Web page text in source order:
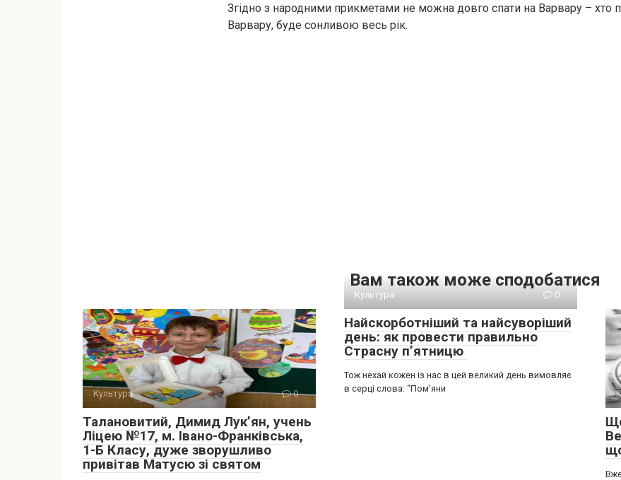
Згідно з народними прикметами не можна довго спати на Варвару – хто
Варвару, буде сонливою весь рік.
Вам також може сподобатися
Культура 0
Талановитий, Димид Лук’ян, учень
Ліцею №17, м. Івано-Франківська,
1-Б Класу, дуже зворушливо
привітав Матусю зі святом
Культура 0
Найскорботніший та найсуворіший
день: як провести правильно
Страсну п’ятницю
Тож нехай кожен із нас в цей великий день вимовляє
в серці слова: “Пом’яни